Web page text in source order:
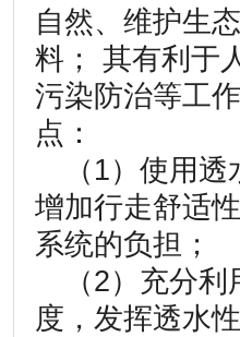
自然、维护生
料； 其有利于
污染防治等工
点：
（1）使用透
增加行走舒适
系统的负担；
（2）充分利
度，发挥透水